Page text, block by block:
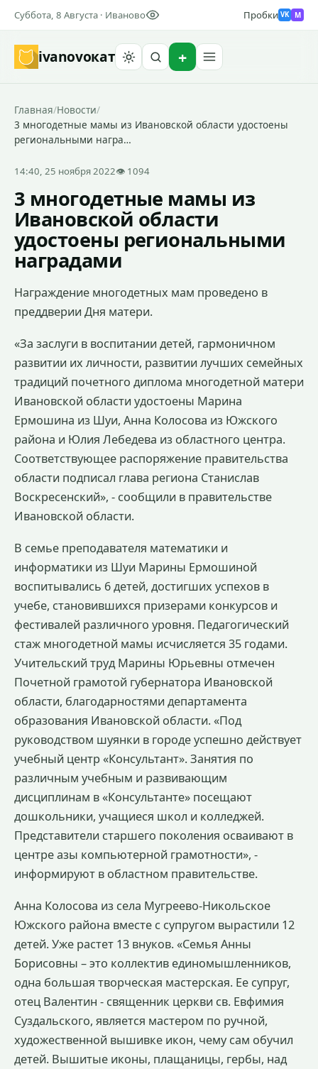
Суббота, 8 Августа · Иваново Пробки VK M
ivanovoкат
Главная/Новости/
3 многодетные мамы из Ивановской области удостоены
региональными награ…
14:40, 25 ноября 2022👁 1094
3 многодетные мамы из
Ивановской области
удостоены региональными
наградами
Награждение многодетных мам проведено в
преддверии Дня матери.
«За заслуги в воспитании детей, гармоничном
развитии их личности, развитии лучших семейных
традиций почетного диплома многодетной матери
Ивановской области удостоены Марина
Ермошина из Шуи, Анна Колосова из Южского
района и Юлия Лебедева из областного центра.
Соответствующее распоряжение правительства
области подписал глава региона Станислав
Воскресенский», - сообщили в правительстве
Ивановской области.
В семье преподавателя математики и
информатики из Шуи Марины Ермошиной
воспитывались 6 детей, достигших успехов в
учебе, становившихся призерами конкурсов и
фестивалей различного уровня. Педагогический
стаж многодетной мамы исчисляется 35 годами.
Учительский труд Марины Юрьевны отмечен
Почетной грамотой губернатора Ивановской
области, благодарностями департамента
образования Ивановской области. «Под
руководством шуянки в городе успешно действует
учебный центр «Консультант». Занятия по
различным учебным и развивающим
дисциплинам в «Консультанте» посещают
дошкольники, учащиеся школ и колледжей.
Представители старшего поколения осваивают в
центре азы компьютерной грамотности», -
информируют в областном правительстве.
Анна Колосова из села Мугреево-Никольское
Южского района вместе с супругом вырастили 12
детей. Уже растет 13 внуков. «Семья Анны
Борисовны – это коллектив единомышленников,
одна большая творческая мастерская. Ее супруг,
отец Валентин - священник церкви св. Евфимия
Суздальского, является мастером по ручной,
художественной вышивке икон, чему сам обучил
детей. Вышитые иконы, плащаницы, гербы, над